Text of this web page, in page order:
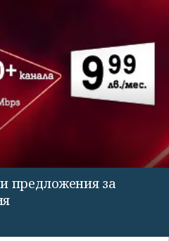
предложения за